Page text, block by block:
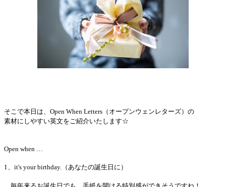
そこで本日は、Open When Letters（オープンウェンレターズ）の
素材にしやすい英文をご紹介いたします☆
Open when …
1、it's your birthday.（あなたの誕生日に）